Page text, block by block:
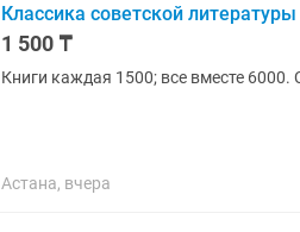
Классика советской литературы
1 500 ₸
Книги каждая 1500; все вместе 6000.
Астана, вчера